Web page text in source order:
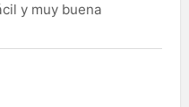
y muy buena